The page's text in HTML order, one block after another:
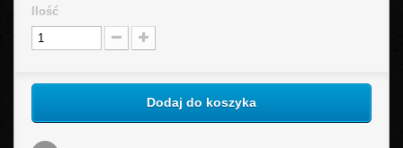
Ilość
Dodaj do koszyka